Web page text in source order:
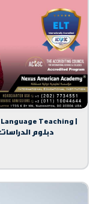
Teaching |
دبلوم